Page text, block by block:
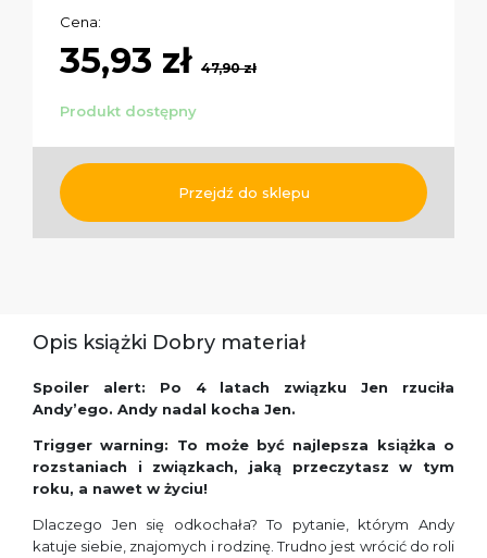
Cena:
35,93 zł 47,90 zł
Produkt dostępny
Przejdź do sklepu
Opis książki Dobry materiał
Spoiler alert: Po 4 latach związku Jen rzuciła
Andy’ego. Andy nadal kocha Jen.
Trigger warning: To może być najlepsza książka o
rozstaniach i związkach, jaką przeczytasz w tym
roku, a nawet w życiu!
Dlaczego Jen się odkochała? To pytanie, którym Andy
katuje siebie, znajomych i rodzinę. Trudno jest wrócić do roli